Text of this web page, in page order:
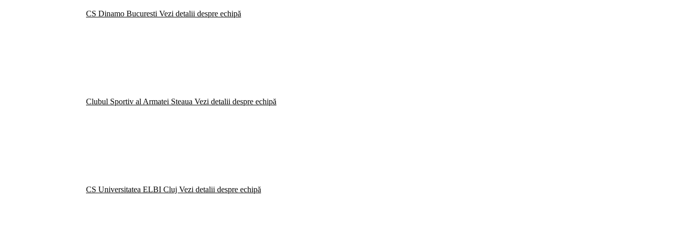
CS Dinamo Bucuresti Vezi detalii despre echipă
Clubul Sportiv al Armatei Steaua Vezi detalii despre echipă
CS Universitatea ELBI Cluj Vezi detalii despre echipă